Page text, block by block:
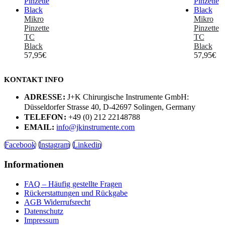
Mikro
Pinzette
TC
Black
57,95€
Mikro
Pinzette
TC
Black
57,95€
KONTAKT INFO
ADRESSE: J+K Chirurgische Instrumente GmbH:
Düsseldorfer Strasse 40, D-42697 Solingen, Germany
TELEFON: +49 (0) 212 22148788
EMAIL: info@jkinstrumente.com
Facebook Instagram Linkedin
Informationen
FAQ – Häufig gestellte Fragen
Rückerstattungen und Rückgabe
AGB Widerrufsrecht
Datenschutz
Impressum